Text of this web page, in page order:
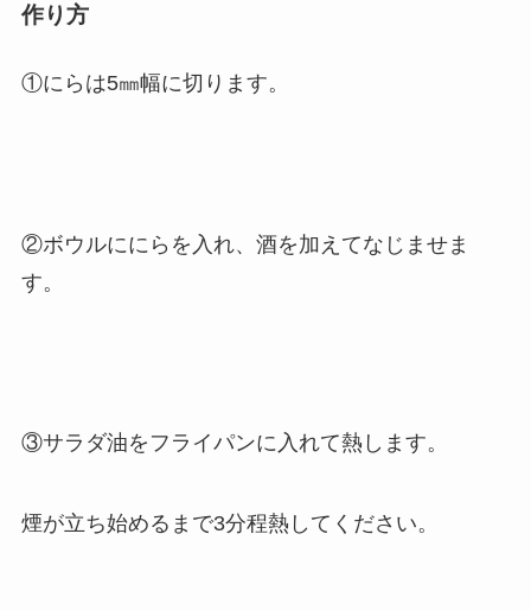
作り方
①にらは5㎜幅に切ります。
②ボウルににらを入れ、酒を加えてなじませま
す。
③サラダ油をフライパンに入れて熱します。
煙が立ち始めるまで3分程熱してください。